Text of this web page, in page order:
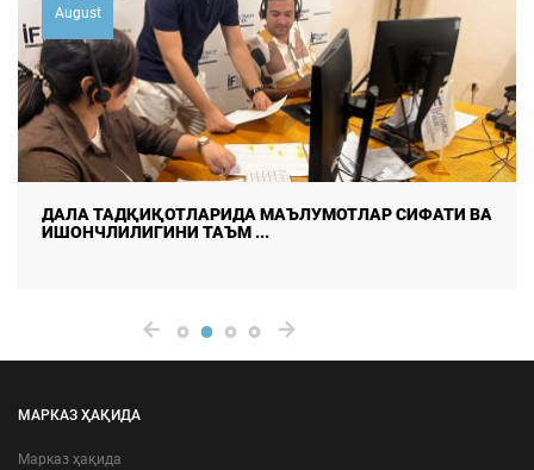
August
ДАЛА ТАДҚИҚОТЛАРИДА МАЪЛУМОТЛАР СИФАТИ ВА
ИШОНЧЛИЛИГИНИ ТАЪМ ...
МАРКАЗ ҲАҚИДА
Марказ ҳақида